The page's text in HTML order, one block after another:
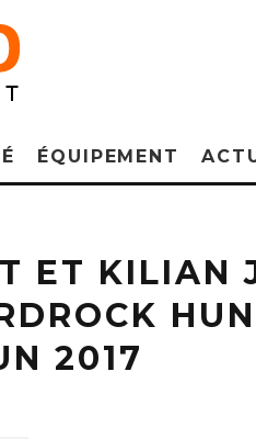
ÉQUIPEMENT
ET KILIAN
2017